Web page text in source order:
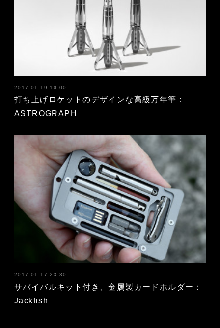
2017.01.19 10:00
打ち上げロケットのデザインな高級万年筆：
ASTROGRAPH
2017.01.17 23:30
サバイバルキット付き、金属製カードホルダー：
Jackfish